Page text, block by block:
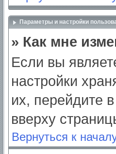
Параметры и настройки
» Как мне
Если вы
настройки
их, перейдите
вверху
Вернуться к